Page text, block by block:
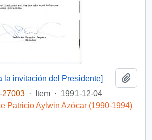
la invitación del Presidente]
27003 · Item · 1991-12-04
Patricio Aylwin Azócar (1990-1994)